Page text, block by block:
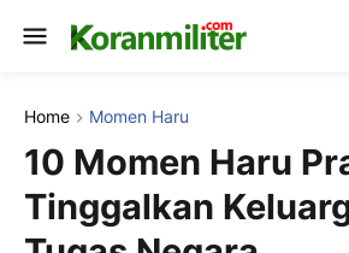
Home Momen Haru
10 Momen Haru
Tinggalkan